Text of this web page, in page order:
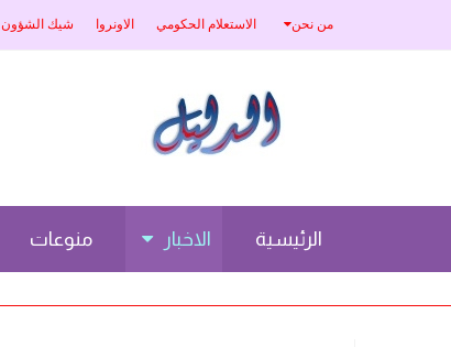
من نحن الاستعلام الحكومي الاونروا شيك الشؤون
الرئيسية الاخبار منوعات